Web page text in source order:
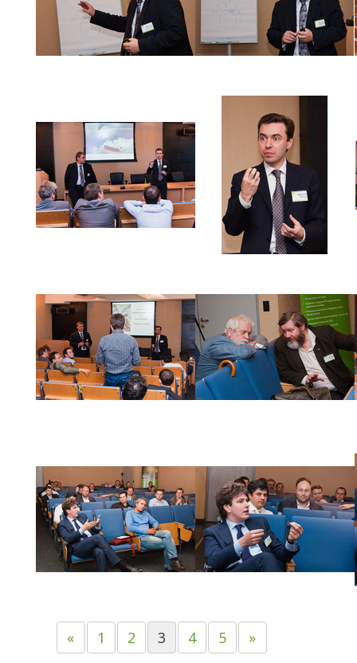
« 1 2 3 4 5 »